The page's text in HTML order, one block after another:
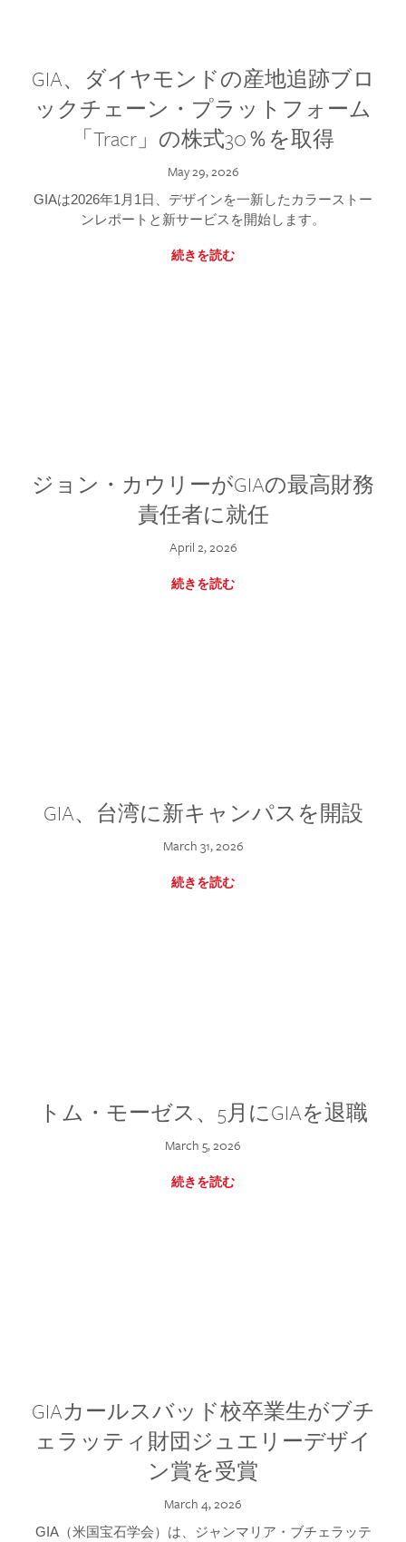
GIA、ダイヤモンドの産地追跡ブロ
ックチェーン・プラットフォーム
「Tracr」の株式30％を取得
May 29, 2026
GIAは2026年1月1日、デザインを一新したカラーストー
ンレポートと新サービスを開始します。
続きを読む
ジョン・カウリーがGIAの最高財務
責任者に就任
April 2, 2026
続きを読む
GIA、台湾に新キャンパスを開設
March 31, 2026
続きを読む
トム・モーゼス、5月にGIAを退職
March 5, 2026
続きを読む
GIAカールスバッド校卒業生がブチ
ェラッティ財団ジュエリーデザイ
ン賞を受賞
March 4, 2026
GIA（米国宝石学会）は、ジャンマリア・ブチェラッテ